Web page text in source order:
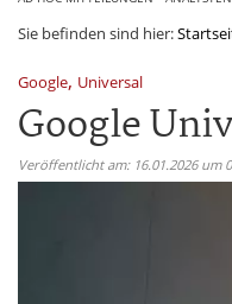
Sie befinden sind hier:
Google, Universal
Google
Veröffentlicht am: 16.01.2026 um